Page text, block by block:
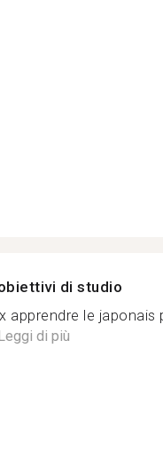
di studio
apprendre le
di più